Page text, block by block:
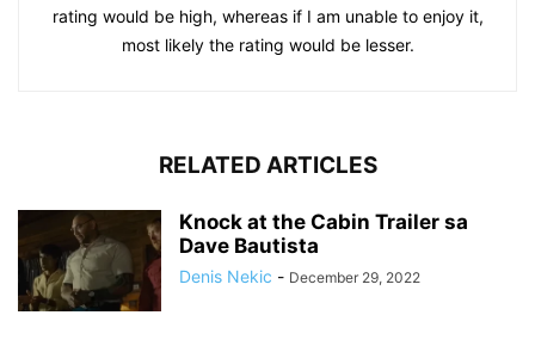
rating would be high, whereas if I am unable to enjoy it,
most likely the rating would be lesser.
RELATED ARTICLES
Knock at the Cabin Trailer sa
Dave Bautista
Denis Nekic - December 29, 2022